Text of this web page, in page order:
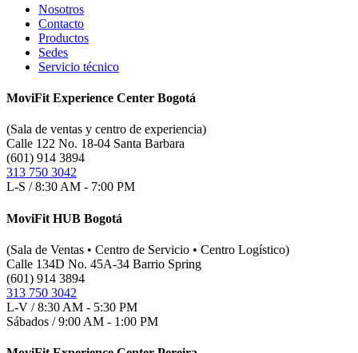
Nosotros
Contacto
Productos
Sedes
Servicio técnico
MoviFit Experience Center Bogotá
(Sala de ventas y centro de experiencia)
Calle 122 No. 18-04 Santa Barbara
(601) 914 3894
313 750 3042
L-S / 8:30 AM - 7:00 PM
MoviFit HUB Bogotá
(Sala de Ventas • Centro de Servicio • Centro Logístico)
Calle 134D No. 45A-34 Barrio Spring
(601) 914 3894
313 750 3042
L-V / 8:30 AM - 5:30 PM
Sábados / 9:00 AM - 1:00 PM